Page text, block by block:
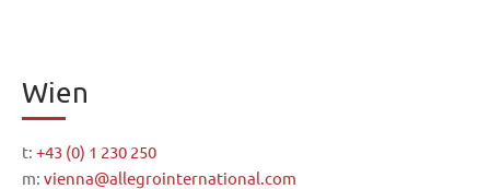
Wien
t: +43 (0) 1 230 250
m: vienna@allegrointernational.com